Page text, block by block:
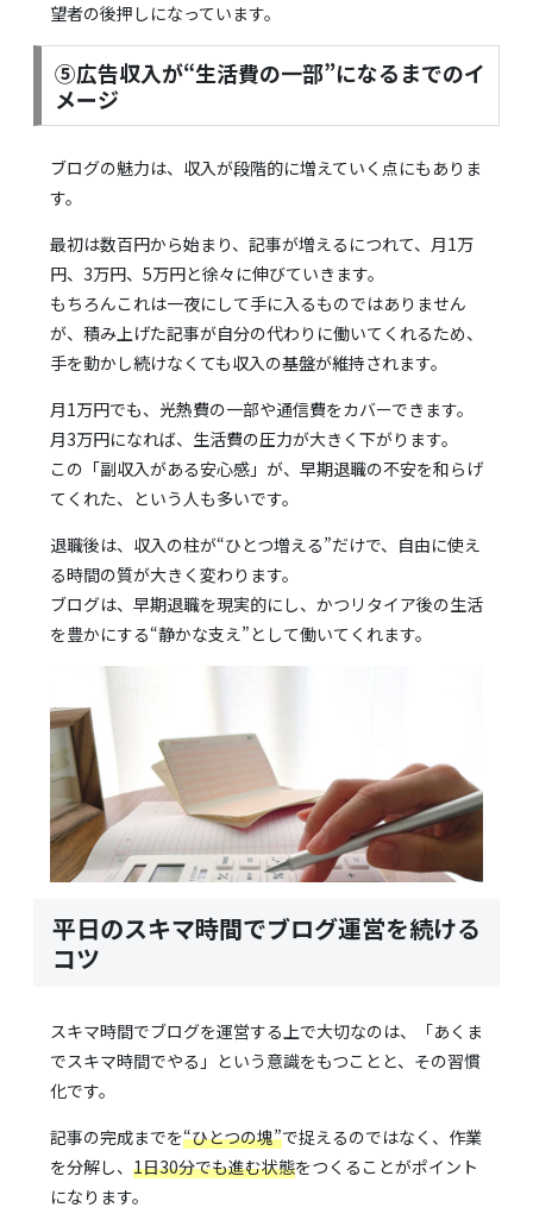
望者の後押しになっています。
⑤広告収入が“生活費の一部”になるまでのイ
メージ
ブログの魅力は、収入が段階的に増えていく点にもありま
す。
最初は数百円から始まり、記事が増えるにつれて、月1万
円、3万円、5万円と徐々に伸びていきます。
もちろんこれは一夜にして手に入るものではありません
が、積み上げた記事が自分の代わりに働いてくれるため、
手を動かし続けなくても収入の基盤が維持されます。
月1万円でも、光熱費の一部や通信費をカバーできます。
月3万円になれば、生活費の圧力が大きく下がります。
この「副収入がある安心感」が、早期退職の不安を和らげ
てくれた、という人も多いです。
退職後は、収入の柱が“ひとつ増える”だけで、自由に使え
る時間の質が大きく変わります。
ブログは、早期退職を現実的にし、かつリタイア後の生活
を豊かにする“静かな支え”として働いてくれます。
平日のスキマ時間でブログ運営を続ける
コツ
スキマ時間でブログを運営する上で大切なのは、「あくま
でスキマ時間でやる」という意識をもつことと、その習慣
化です。
記事の完成までを“ひとつの塊”で捉えるのではなく、作業
を分解し、 1日30分でも進む状態をつくることがポイント
になります。